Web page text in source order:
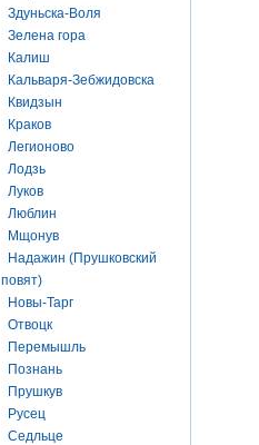
Здуньска-Воля
Зелена гора
Калиш
Кальваря-Зебжидовска
Квидзын
Краков
Легионово
Лодзь
Луков
Люблин
Мщонув
Надажин (Прушковский
повят)
Новы-Тарг
Отвоцк
Перемышль
Познань
Прушкув
Русец
Седльце